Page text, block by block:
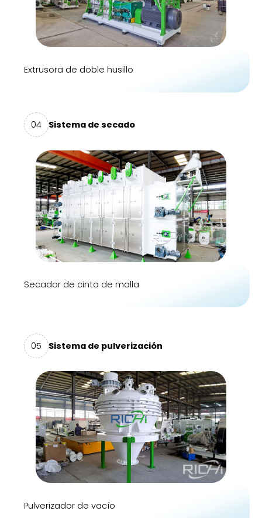
Extrusora de doble husillo
04 Sistema de secado
Secador de cinta de malla
05 Sistema de pulverización
Pulverizador de vacío